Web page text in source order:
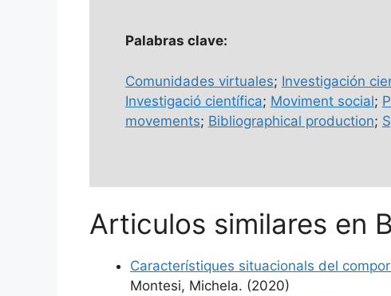
Palabras clave:
Comunidades virtuales; Investigación
Investigació científica; Moviment social;
movements; Bibliographical production;
Articulos similares en
Característiques situacionals del
Montesi, Michela. (2020)